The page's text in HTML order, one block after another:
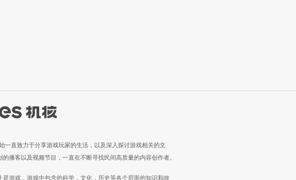
一直致力于分享游戏玩家的生活，以及深入探讨游戏相关的文
播客以及视频节目，一直在不断寻找民间高质量的内容创作者。
是游戏，游戏中包含的科学，文化，历史等各个层面的知识和故